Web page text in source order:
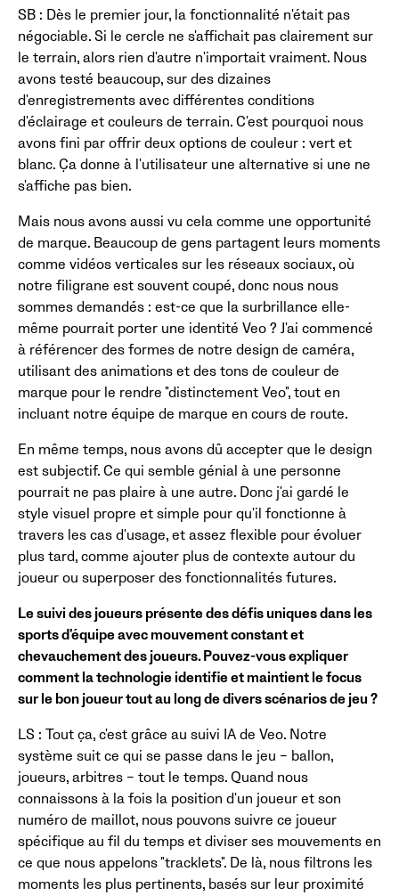
SB : Dès le premier jour, la fonctionnalité n'était pas
négociable. Si le cercle ne s'affichait pas clairement sur
le terrain, alors rien d'autre n'importait vraiment. Nous
avons testé beaucoup, sur des dizaines
d'enregistrements avec différentes conditions
d'éclairage et couleurs de terrain. C'est pourquoi nous
avons fini par offrir deux options de couleur : vert et
blanc. Ça donne à l'utilisateur une alternative si une ne
s'affiche pas bien.
Mais nous avons aussi vu cela comme une opportunité
de marque. Beaucoup de gens partagent leurs moments
comme vidéos verticales sur les réseaux sociaux, où
notre filigrane est souvent coupé, donc nous nous
sommes demandés : est-ce que la surbrillance elle-
même pourrait porter une identité Veo ? J'ai commencé
à référencer des formes de notre design de caméra,
utilisant des animations et des tons de couleur de
marque pour le rendre "distinctement Veo", tout en
incluant notre équipe de marque en cours de route.
En même temps, nous avons dû accepter que le design
est subjectif. Ce qui semble génial à une personne
pourrait ne pas plaire à une autre. Donc j'ai gardé le
style visuel propre et simple pour qu'il fonctionne à
travers les cas d'usage, et assez flexible pour évoluer
plus tard, comme ajouter plus de contexte autour du
joueur ou superposer des fonctionnalités futures.
Le suivi des joueurs présente des défis uniques dans les
sports d'équipe avec mouvement constant et
chevauchement des joueurs. Pouvez-vous expliquer
comment la technologie identifie et maintient le focus
sur le bon joueur tout au long de divers scénarios de jeu ?
LS : Tout ça, c'est grâce au suivi IA de Veo. Notre
système suit ce qui se passe dans le jeu – ballon,
joueurs, arbitres – tout le temps. Quand nous
connaissons à la fois la position d'un joueur et son
numéro de maillot, nous pouvons suivre ce joueur
spécifique au fil du temps et diviser ses mouvements en
ce que nous appelons "tracklets". De là, nous filtrons les
moments les plus pertinents, basés sur leur proximité